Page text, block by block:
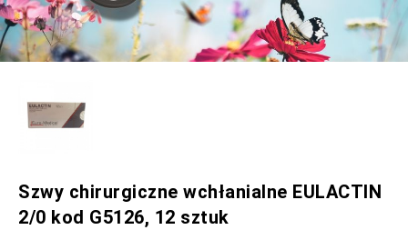
Szwy chirurgiczne wchłanialne EULACTIN
2/0 kod G5126, 12 sztuk